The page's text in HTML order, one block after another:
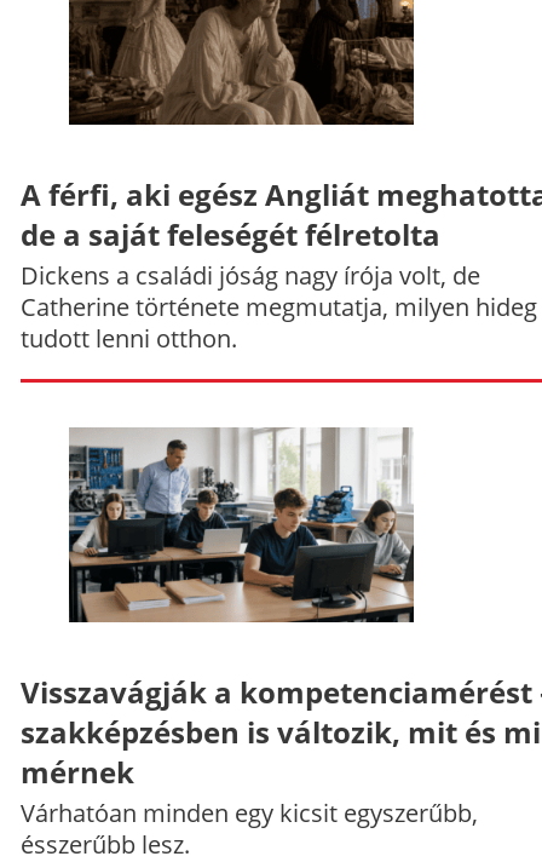
A férfi, aki egész Angliát
de a saját feleségét félretolta
Dickens a családi jóság nagy írója volt, de
Catherine története megmutatja, milyen hideg
tudott lenni otthon.
Visszavágják a kompetenciamérést
szakképzésben is változik, mit és
mérnek
Várhatóan minden egy kicsit egyszerűbb,
ésszerűbb lesz.